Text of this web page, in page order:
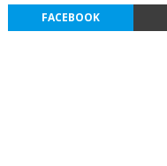
FACEBOOK